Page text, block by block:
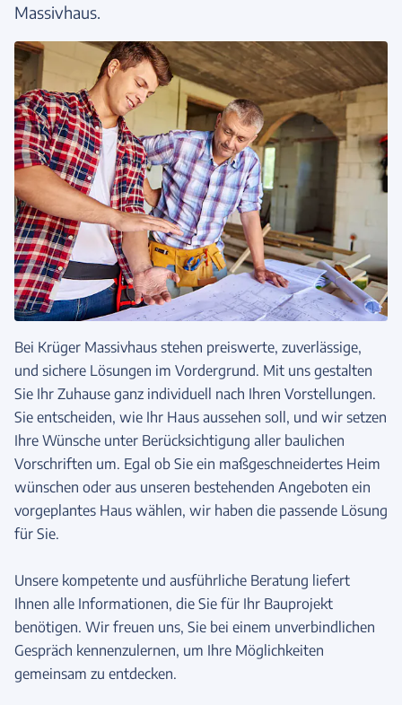
Massivhaus.
Bei Krüger Massivhaus stehen preiswerte, zuverlässige,
und sichere Lösungen im Vordergrund. Mit uns gestalten
Sie Ihr Zuhause ganz individuell nach Ihren Vorstellungen.
Sie entscheiden, wie Ihr Haus aussehen soll, und wir setzen
Ihre Wünsche unter Berücksichtigung aller baulichen
Vorschriften um. Egal ob Sie ein maßgeschneidertes Heim
wünschen oder aus unseren bestehenden Angeboten ein
vorgeplantes Haus wählen, wir haben die passende Lösung
für Sie.
Unsere kompetente und ausführliche Beratung liefert
Ihnen alle Informationen, die Sie für Ihr Bauprojekt
benötigen. Wir freuen uns, Sie bei einem unverbindlichen
Gespräch kennenzulernen, um Ihre Möglichkeiten
gemeinsam zu entdecken.